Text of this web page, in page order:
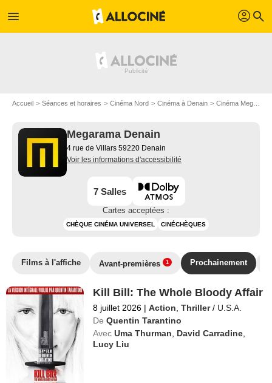
menu profil search
Accueil Séances et horaires Cinéma Nord Cinéma à Denain Cinéma Megarama Denain
Megarama Denain
4 rue de Villars 59220 Denain
Voir les informations d'accessibilité
7 Salles
Cartes acceptées :
CHÈQUE CINÉMA UNIVERSEL CINÉCHÈQUES
Films à l'affiche Avant-premières 1 Prochainement
Kill Bill: The Whole Bloody Affair
8 juillet 2026 | Action ,Thriller / U.S.A.
De Quentin Tarantino
Avec Uma Thurman David Carradine
Lucy Liu